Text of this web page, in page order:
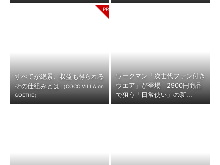
すべてが絶景、収益も得られる
その仕組みとは
（COCO VILLA on
GOETHE）
ワークマン「次世代ファン付き
ウエア」が登場 2900円商品
で狙う「日常使い」の新...